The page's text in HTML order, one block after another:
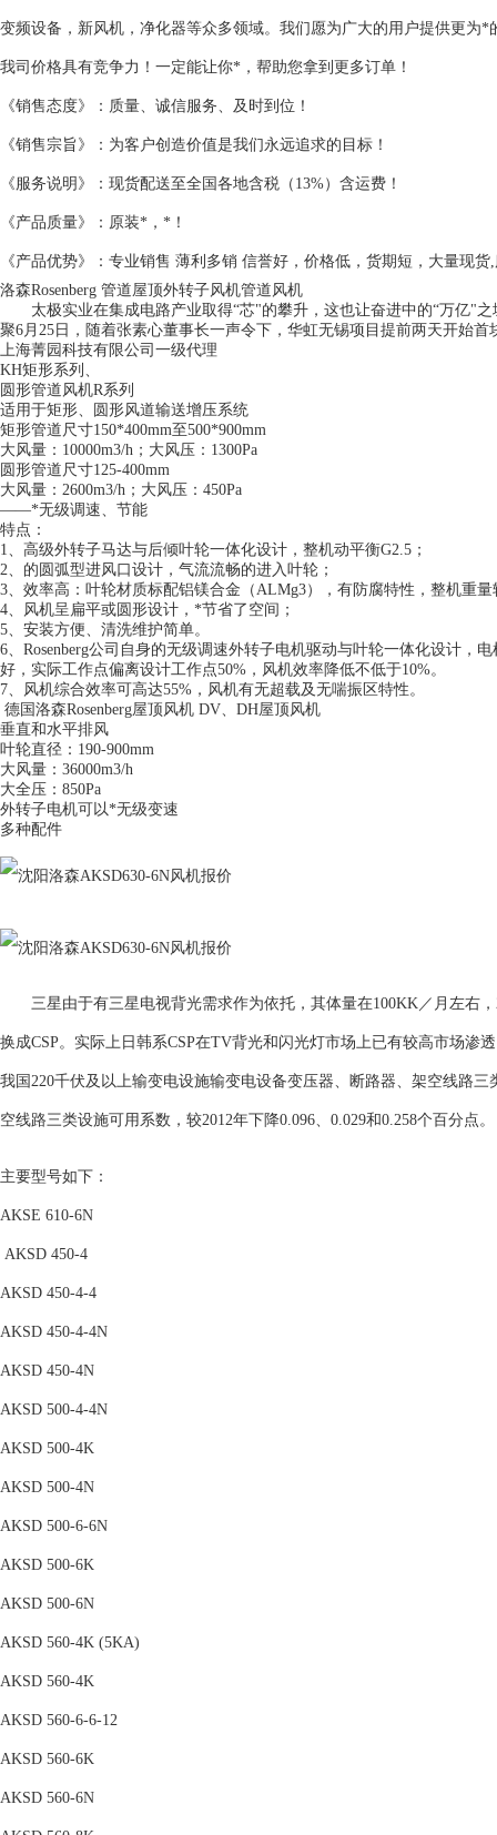
变频设备，新风机，净化器等众多领域。我们愿为广大的用户提供更为
我司价格具有竞争力！一定能让你*，帮助您拿到更多订单！
《销售态度》：质量、诚信服务、及时到位！
《销售宗旨》：为客户创造价值是我们永远追求的目标！
《服务说明》：现货配送至全国各地含税（13%）含运费！
《产品质量》：原装*，*！
《产品优势》：专业销售 薄利多销 信誉好，价格低，货期短，大量现
洛森Rosenberg 管道屋顶外转子风机管道风机
太极实业在集成电路产业取得“芯"的攀升，这也让奋进中的“万亿"之
聚6月25日，随着张素心董事长一声令下，华虹无锡项目提前两天开始
上海菁园科技有限公司一级代理
KH矩形系列、
圆形管道风机R系列
适用于矩形、圆形风道输送增压系统
矩形管道尺寸150*400mm至500*900mm
大风量：10000m3/h；大风压：1300Pa
圆形管道尺寸125-400mm
大风量：2600m3/h；大风压：450Pa
——*无级调速、节能
特点：
1、高级外转子马达与后倾叶轮一体化设计，整机动平衡G2.5；
2、的圆弧型进风口设计，气流流畅的进入叶轮；
3、效率高：叶轮材质标配铝镁合金（ALMg3），有防腐特性，整机重
4、风机呈扁平或圆形设计，*节省了空间；
5、安装方便、清洗维护简单。
6、Rosenberg公司自身的无级调速外转子电机驱动与叶轮一体化设计
好，实际工作点偏离设计工作点50%，风机效率降低不低于10%。
7、风机综合效率可高达55%，风机有无超载及无喘振区特性。
德国洛森Rosenberg屋顶风机 DV、DH屋顶风机
垂直和水平排风
叶轮直径：190-900mm
大风量：36000m3/h
大全压：850Pa
外转子电机可以*无级变速
多种配件
三星由于有三星电视背光需求作为依托，其体量在100KK／月左右，
换成CSP。实际上日韩系CSP在TV背光和闪光灯市场上已有较高市场
我国220千伏及以上输变电设施输变电设备变压器、断路器、架空线路
空线路三类设施可用系数，较2012年下降0.096、0.029和0.258个百分点。
主要型号如下：
AKSE 610-6N
AKSD 450-4
AKSD 450-4-4
AKSD 450-4-4N
AKSD 450-4N
AKSD 500-4-4N
AKSD 500-4K
AKSD 500-4N
AKSD 500-6-6N
AKSD 500-6K
AKSD 500-6N
AKSD 560-4K (5KA)
AKSD 560-4K
AKSD 560-6-6-12
AKSD 560-6K
AKSD 560-6N